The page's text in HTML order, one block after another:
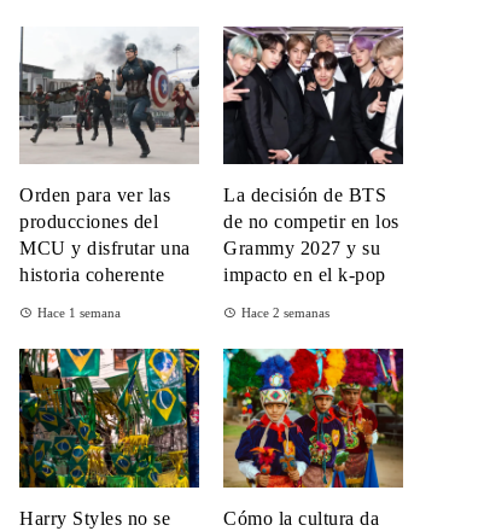
Orden para ver las
producciones del
MCU y disfrutar una
historia coherente
Hace 1 semana
La decisión de BTS
de no competir en los
Grammy 2027 y su
impacto en el k-pop
Hace 2 semanas
Harry Styles no se
Cómo la cultura da